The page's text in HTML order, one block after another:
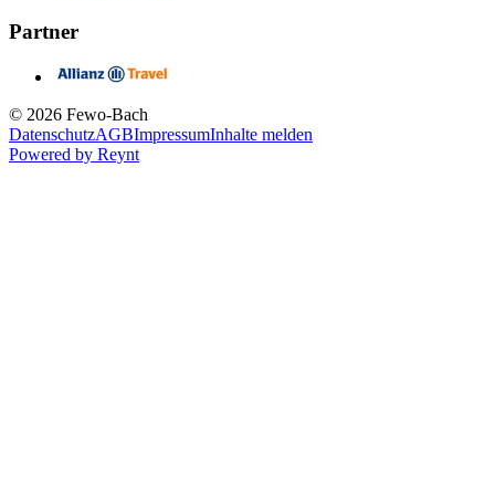
Partner
© 2026 Fewo-Bach
DatenschutzAGBImpressumInhalte melden
Powered by Reynt